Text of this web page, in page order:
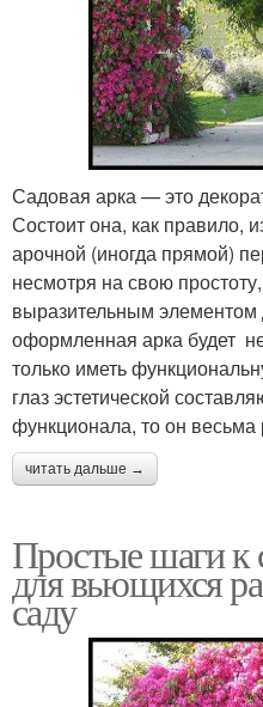
Садовая арка — это
Состоит она, как правило,
арочной (иногда прямой)
несмотря на свою
выразительным
оформленная арка будет
только иметь
глаз эстетической
функционала, то он весьма
читать дальше →
Простые шаги к
для вьющихся
саду